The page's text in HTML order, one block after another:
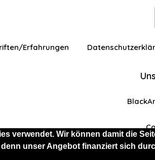
verwendet. Wir können damit die
unser Angebot finanziert sich
als Besucher mit eingeschränkten
Erfahrungen